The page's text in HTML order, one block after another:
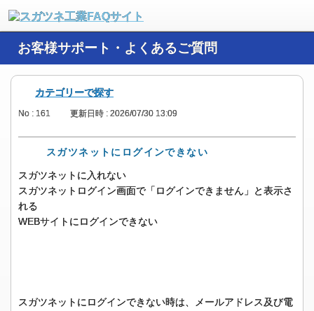
お客様サポート・よくあるご質問
カテゴリーで探す
No : 161 更新日時 : 2026/07/30 13:09
スガツネットにログインできない
スガツネットに入れない
スガツネットログイン画面で「ログインできません」と表示さ
れる
WEBサイトにログインできない
スガツネットにログインできない時は、メールアドレス及び電